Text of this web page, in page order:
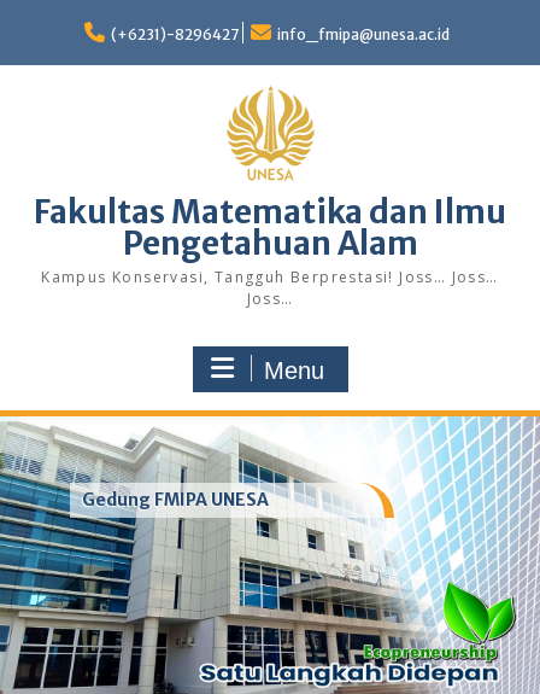
content
(+6231)-8296427 info_fmipa@unesa.ac.id
Fakultas Matematika dan Ilmu
Pengetahuan Alam
Kampus Konservasi, Tangguh Berprestasi! Joss… Joss…
Joss…
Menu
Gedung FMIPA UNESA